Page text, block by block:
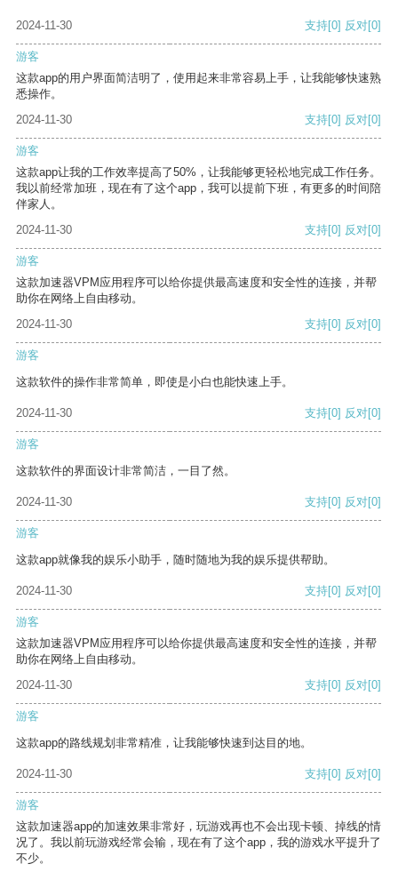
2024-11-30 支持[0] 反对[0]
游客
这款app的用户界面简洁明了，使用起来非常容易上手，让我能够快速熟
悉操作。
2024-11-30
支持[0] 反对[0]
游客
这款app让我的工作效率提高了50%，让我能够更轻松地完成工作任务。
我以前经常加班，现在有了这个app，我可以提前下班，有更多的时间陪
伴家人。
2024-11-30
支持[0] 反对[0]
游客
这款加速器VPM应用程序可以给你提供最高速度和安全性的连接，并帮
助你在网络上自由移动。
2024-11-30
支持[0] 反对[0]
游客
这款软件的操作非常简单，即使是小白也能快速上手。
2024-11-30 支持[0] 反对[0]
游客
这款软件的界面设计非常简洁，一目了然。
2024-11-30 支持[0] 反对[0]
游客
这款app就像我的娱乐小助手，随时随地为我的娱乐提供帮助。
2024-11-30 支持[0] 反对[0]
游客
这款加速器VPM应用程序可以给你提供最高速度和安全性的连接，并帮
助你在网络上自由移动。
2024-11-30
支持[0] 反对[0]
游客
这款app的路线规划非常精准，让我能够快速到达目的地。
2024-11-30 支持[0] 反对[0]
游客
这款加速器app的加速效果非常好，玩游戏再也不会出现卡顿、掉线的情
况了。我以前玩游戏经常会输，现在有了这个app，我的游戏水平提升了
不少。